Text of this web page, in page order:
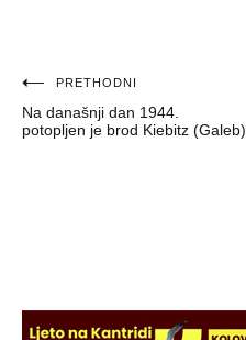
Navigacija
objava
PRETHODNI
Na današnji dan 1944.
potopljen je brod Kiebitz (Galeb)